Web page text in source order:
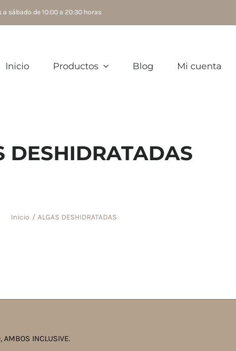
sábado de 10:00 a 20:30 horas
Inicio Productos Blog Mi cuenta
DESHIDRATADAS
Inicio ALGAS DESHIDRATADAS
AMBOS INCLUSIVE.